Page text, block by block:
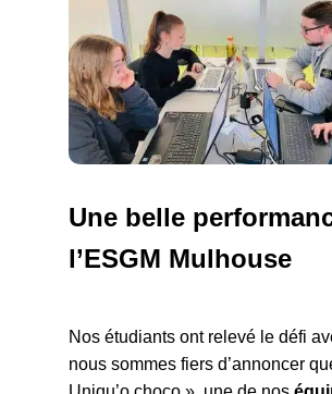
Une belle
l’ESGM Mulhouse
Nos étudiants ont relevé le défi
nous sommes fiers d’annoncer